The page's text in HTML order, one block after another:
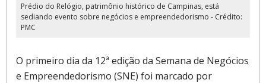
Prédio do Relógio, patrimônio histórico de Campinas, está
sediando evento sobre negócios e empreendedorismo - Crédito:
PMC
O primeiro dia da 12ª edição da Semana de Negócios
e Empreendedorismo (SNE) foi marcado por